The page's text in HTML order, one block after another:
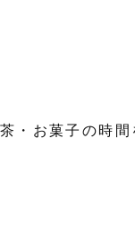
お菓子の時間